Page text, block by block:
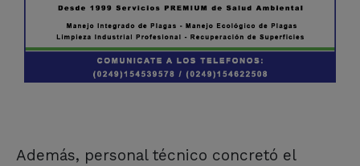
Además, personal técnico concretó el